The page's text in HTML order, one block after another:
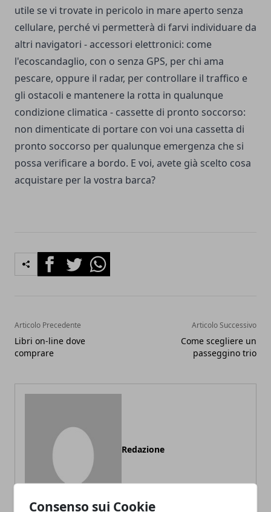
Consenso sui Cookie
utile se vi trovate in pericolo in mare aperto senza
cellulare, perché vi permetterà di farvi individuare da
altri navigatori - accessori elettronici: come
l'ecoscandaglio, con o senza GPS, per chi ama
pescare, oppure il radar, per controllare il traffico e
gli ostacoli e mantenere la rotta in qualunque
condizione climatica - cassette di pronto soccorso:
non dimenticate di portare con voi una cassetta di
pronto soccorso per qualunque emergenza che si
possa verificare a bordo. E voi, avete già scelto cosa
acquistare per la vostra barca?
FacebookTwitterWhatsapp
Articolo Precedente
Libri on-line dove
comprare
Articolo Successivo
Come scegliere un
passeggino trio
Redazione